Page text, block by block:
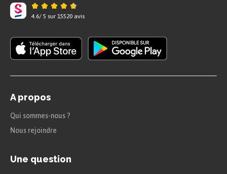
4.6/ 5 sur 15520 avis
A propos
Qui sommes-nous ?
Nous rejoindre
Une question